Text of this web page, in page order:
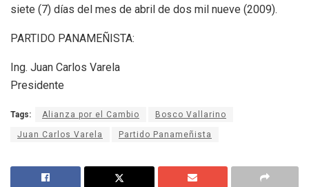
siete (7) días del mes de abril de dos mil nueve (2009).
PARTIDO PANAMEÑISTA:
Ing. Juan Carlos Varela
Presidente
Tags: Alianza por el Cambio Bosco Vallarino
Juan Carlos Varela Partido Panameñista